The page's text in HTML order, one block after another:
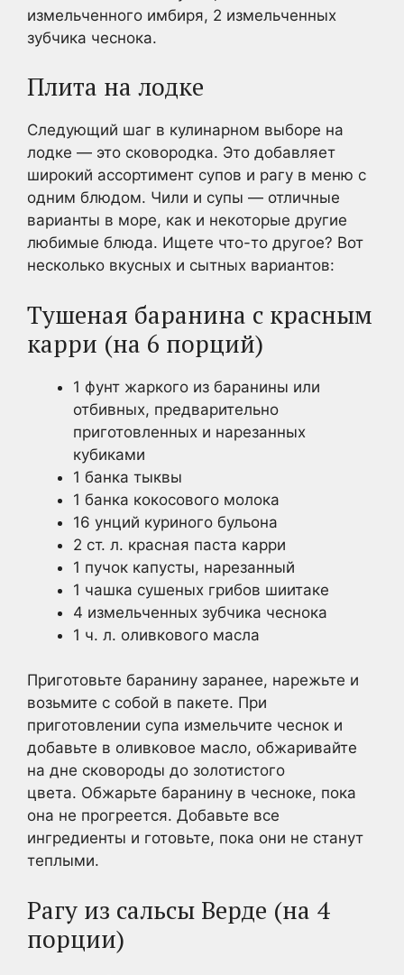
измельченного имбиря, 2 измельченных
зубчика чеснока.
Плита на лодке
Следующий шаг в кулинарном выборе на
лодке — это сковородка. Это добавляет
широкий ассортимент супов и рагу в меню с
одним блюдом. Чили и супы — отличные
варианты в море, как и некоторые другие
любимые блюда. Ищете что-то другое? Вот
несколько вкусных и сытных вариантов:
Тушеная баранина с красным
карри (на 6 порций)
1 фунт жаркого из баранины или
отбивных, предварительно
приготовленных и нарезанных
кубиками
1 банка тыквы
1 банка кокосового молока
16 унций куриного бульона
2 ст. л. красная паста карри
1 пучок капусты, нарезанный
1 чашка сушеных грибов шиитаке
4 измельченных зубчика чеснока
1 ч. л. оливкового масла
Приготовьте баранину заранее, нарежьте и
возьмите с собой в пакете. При
приготовлении супа измельчите чеснок и
добавьте в оливковое масло, обжаривайте
на дне сковороды до золотистого
цвета. Обжарьте баранину в чесноке, пока
она не прогреется. Добавьте все
ингредиенты и готовьте, пока они не станут
теплыми.
Рагу из сальсы Верде (на 4
порции)